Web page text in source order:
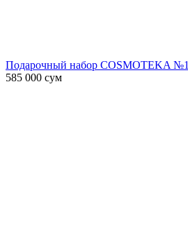
Подарочный набор COSMOTEKA №1
585 000 сум